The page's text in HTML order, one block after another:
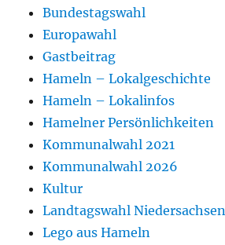
Bundestagswahl
Europawahl
Gastbeitrag
Hameln – Lokalgeschichte
Hameln – Lokalinfos
Hamelner Persönlichkeiten
Kommunalwahl 2021
Kommunalwahl 2026
Kultur
Landtagswahl Niedersachsen
Lego aus Hameln